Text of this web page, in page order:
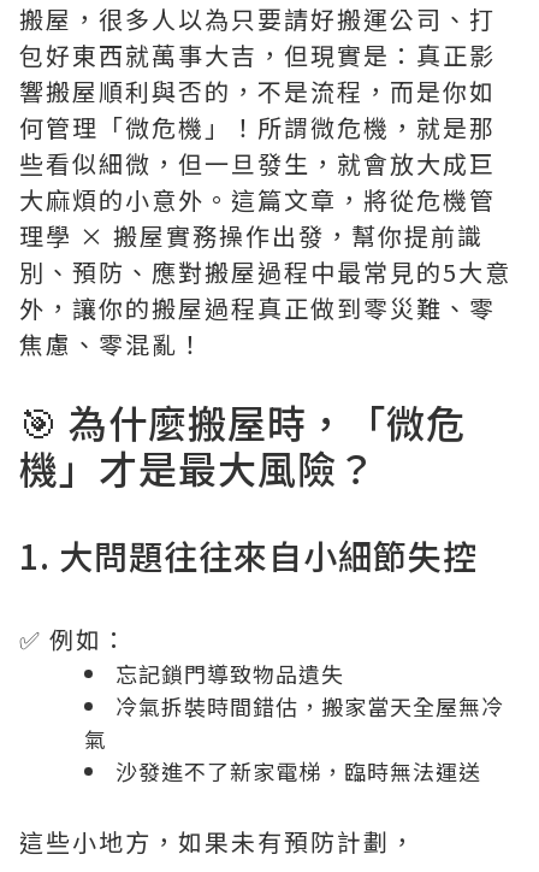
搬屋，很多人以為只要請好搬運公司、打
包好東西就萬事大吉，但現實是：真正影
響搬屋順利與否的，不是流程，而是你如
何管理「微危機」！所謂微危機，就是那
些看似細微，但一旦發生，就會放大成巨
大麻煩的小意外。這篇文章，將從危機管
理學 × 搬屋實務操作出發，幫你提前識
別、預防、應對搬屋過程中最常見的5大意
外，讓你的搬屋過程真正做到零災難、零
焦慮、零混亂！
🎯 為什麼搬屋時，「微危
機」才是最大風險？
1. 大問題往往來自小細節失控
✅ 例如：
忘記鎖門導致物品遺失
冷氣拆裝時間錯估，搬家當天全屋無冷
氣
沙發進不了新家電梯，臨時無法運送
這些小地方，如果未有預防計劃，